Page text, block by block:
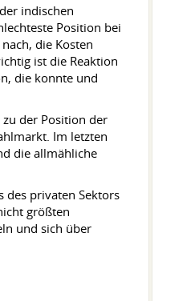
indischen
Position bei
die Kosten
ist die Reaktion
die konnte und
der Position der
Im letzten
die allmähliche
des privaten Sektors
größten
und sich über